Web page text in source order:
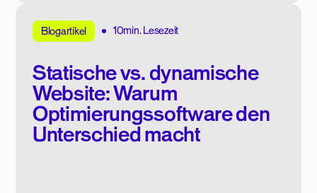
Blogartikel 10min. Lesezeit
Statische vs. dynamische
Website: Warum
Optimierungssoftware den
Unterschied macht